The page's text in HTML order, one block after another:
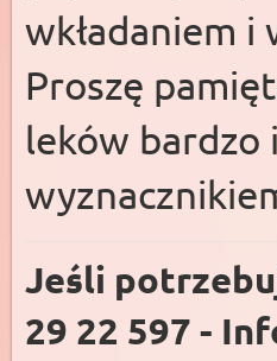
wkładaniem
Proszę
leków bardzo
Jeśli
29 22 597 -